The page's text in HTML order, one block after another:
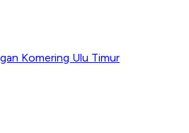
Komering Ulu Timur